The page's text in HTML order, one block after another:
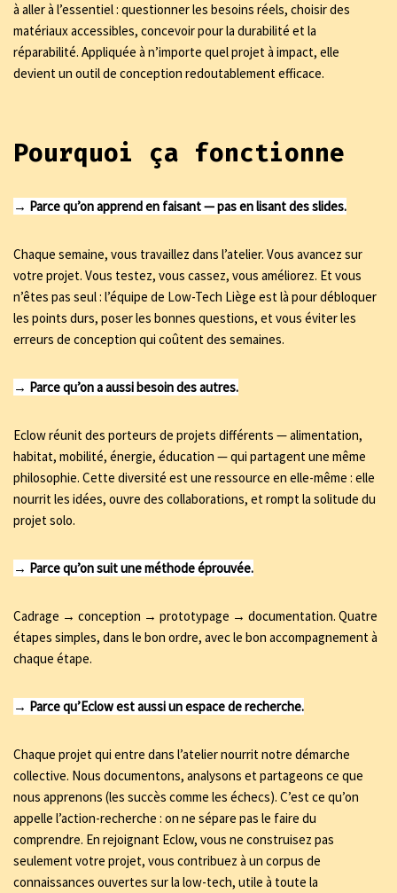
à aller à l’essentiel : questionner les besoins réels, choisir des
matériaux accessibles, concevoir pour la durabilité et la
réparabilité. Appliquée à n’importe quel projet à impact, elle
devient un outil de conception redoutablement efficace.
Pourquoi ça fonctionne
→ Parce qu’on apprend en faisant — pas en lisant des slides.
Chaque semaine, vous travaillez dans l’atelier. Vous avancez sur
votre projet. Vous testez, vous cassez, vous améliorez. Et vous
n’êtes pas seul : l’équipe de Low-Tech Liège est là pour débloquer
les points durs, poser les bonnes questions, et vous éviter les
erreurs de conception qui coûtent des semaines.
→ Parce qu’on a aussi besoin des autres.
Eclow réunit des porteurs de projets différents — alimentation,
habitat, mobilité, énergie, éducation — qui partagent une même
philosophie. Cette diversité est une ressource en elle-même : elle
nourrit les idées, ouvre des collaborations, et rompt la solitude du
projet solo.
→ Parce qu’on suit une méthode éprouvée.
Cadrage → conception → prototypage → documentation. Quatre
étapes simples, dans le bon ordre, avec le bon accompagnement à
chaque étape.
→ Parce qu’Eclow est aussi un espace de recherche.
Chaque projet qui entre dans l’atelier nourrit notre démarche
collective. Nous documentons, analysons et partageons ce que
nous apprenons (les succès comme les échecs). C’est ce qu’on
appelle l’action-recherche : on ne sépare pas le faire du
comprendre. En rejoignant Eclow, vous ne construisez pas
seulement votre projet, vous contribuez à un corpus de
connaissances ouvertes sur la low-tech, utile à toute la